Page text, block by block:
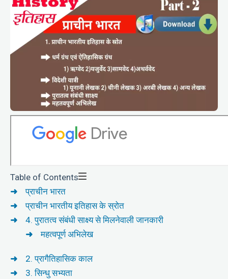
Table of Contents
प्राचीन भारत
प्राचीन भारतीय इतिहास के स्रोत
4. पुरातत्व संबंधी साक्ष्य से मिलनेवाली जानकारी
महत्वपूर्ण अभिलेख
2. प्रागैतिहासिक काल
3. सिन्धु सभ्यता